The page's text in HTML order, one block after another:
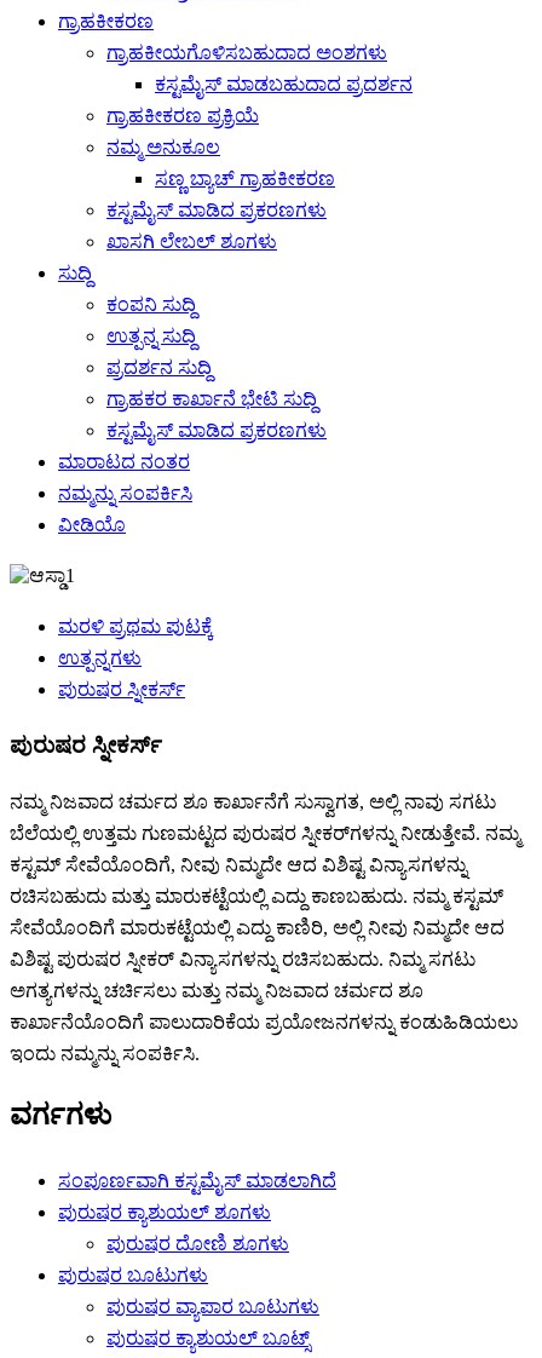
ಗ್ರಾಹಕೀಕರಣ
ಗ್ರಾಹಕೀಯಗೊಳಿಸಬಹುದಾದ ಅಂಶಗಳು
ಕಸ್ಟಮೈಸ್ ಮಾಡಬಹುದಾದ ಪ್ರದರ್ಶನ
ಗ್ರಾಹಕೀಕರಣ ಪ್ರಕ್ರಿಯೆ
ನಮ್ಮ ಅನುಕೂಲ
ಸಣ್ಣ ಬ್ಯಾಚ್ ಗ್ರಾಹಕೀಕರಣ
ಕಸ್ಟಮೈಸ್ ಮಾಡಿದ ಪ್ರಕರಣಗಳು
ಖಾಸಗಿ ಲೇಬಲ್ ಶೂಗಳು
ಸುದ್ದಿ
ಕಂಪನಿ ಸುದ್ದಿ
ಉತ್ಪನ್ನ ಸುದ್ದಿ
ಪ್ರದರ್ಶನ ಸುದ್ದಿ
ಗ್ರಾಹಕರ ಕಾರ್ಖಾನೆ ಭೇಟಿ ಸುದ್ದಿ
ಕಸ್ಟಮೈಸ್ ಮಾಡಿದ ಪ್ರಕರಣಗಳು
ಮಾರಾಟದ ನಂತರ
ನಮ್ಮನ್ನು ಸಂಪರ್ಕಿಸಿ
ವೀಡಿಯೊ
ಮರಳಿ ಪ್ರಥಮ ಪುಟಕ್ಕೆ
ಉತ್ಪನ್ನಗಳು
ಪುರುಷರ ಸ್ನೀಕರ್ಸ್
ಪುರುಷರ ಸ್ನೀಕರ್ಸ್
ನಮ್ಮ ನಿಜವಾದ ಚರ್ಮದ ಶೂ ಕಾರ್ಖಾನೆಗೆ ಸುಸ್ವಾಗತ, ಅಲ್ಲಿ ನಾವು ಸಗಟು
ಬೆಲೆಯಲ್ಲಿ ಉತ್ತಮ ಗುಣಮಟ್ಟದ ಪುರುಷರ ಸ್ನೀಕರ್‌ಗಳನ್ನು ನೀಡುತ್ತೇವೆ. ನಮ್ಮ
ಕಸ್ಟಮ್ ಸೇವೆಯೊಂದಿಗೆ, ನೀವು ನಿಮ್ಮದೇ ಆದ ವಿಶಿಷ್ಟ ವಿನ್ಯಾಸಗಳನ್ನು
ರಚಿಸಬಹುದು ಮತ್ತು ಮಾರುಕಟ್ಟೆಯಲ್ಲಿ ಎದ್ದು ಕಾಣಬಹುದು. ನಮ್ಮ ಕಸ್ಟಮ್
ಸೇವೆಯೊಂದಿಗೆ ಮಾರುಕಟ್ಟೆಯಲ್ಲಿ ಎದ್ದು ಕಾಣಿರಿ, ಅಲ್ಲಿ ನೀವು ನಿಮ್ಮದೇ ಆದ
ವಿಶಿಷ್ಟ ಪುರುಷರ ಸ್ನೀಕರ್ ವಿನ್ಯಾಸಗಳನ್ನು ರಚಿಸಬಹುದು. ನಿಮ್ಮ ಸಗಟು
ಅಗತ್ಯಗಳನ್ನು ಚರ್ಚಿಸಲು ಮತ್ತು ನಮ್ಮ ನಿಜವಾದ ಚರ್ಮದ ಶೂ
ಕಾರ್ಖಾನೆಯೊಂದಿಗೆ ಪಾಲುದಾರಿಕೆಯ ಪ್ರಯೋಜನಗಳನ್ನು ಕಂಡುಹಿಡಿಯಲು
ಇಂದು ನಮ್ಮನ್ನು ಸಂಪರ್ಕಿಸಿ.
ವರ್ಗಗಳು
ಸಂಪೂರ್ಣವಾಗಿ ಕಸ್ಟಮೈಸ್ ಮಾಡಲಾಗಿದೆ
ಪುರುಷರ ಕ್ಯಾಶುಯಲ್ ಶೂಗಳು
ಪುರುಷರ ದೋಣಿ ಶೂಗಳು
ಪುರುಷರ ಬೂಟುಗಳು
ಪುರುಷರ ವ್ಯಾಪಾರ ಬೂಟುಗಳು
ಪುರುಷರ ಕ್ಯಾಶುಯಲ್ ಬೂಟ್ಸ್